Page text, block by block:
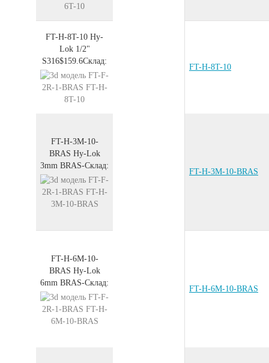
FT-H-8T-10 Hy-
Lok 1/2"
S316$159.6Склад:
FT-H-8T-10
FT-H-3M-10-
BRAS Hy-Lok
3mm BRAS-Склад:
FT-H-3M-10-BRAS
FT-H-6M-10-
BRAS Hy-Lok
6mm BRAS-Склад:
FT-H-6M-10-BRAS